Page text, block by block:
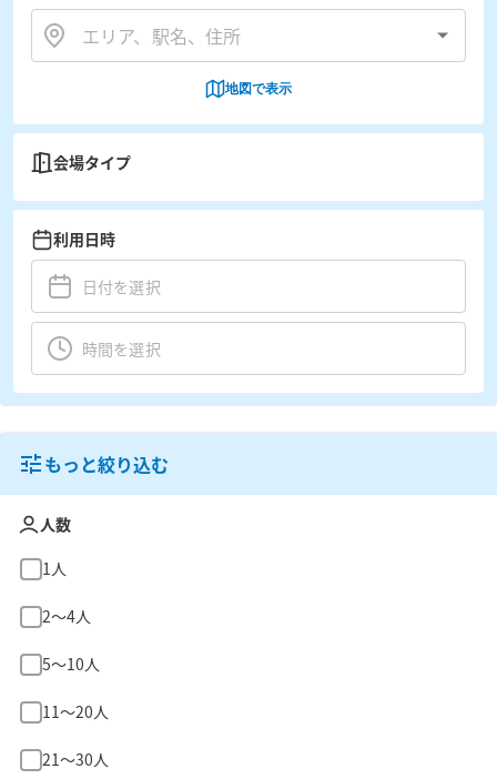
地図で表示
会場タイプ
利用日時
もっと絞り込む
人数
1人
2〜4人
5〜10人
11〜20人
21〜30人